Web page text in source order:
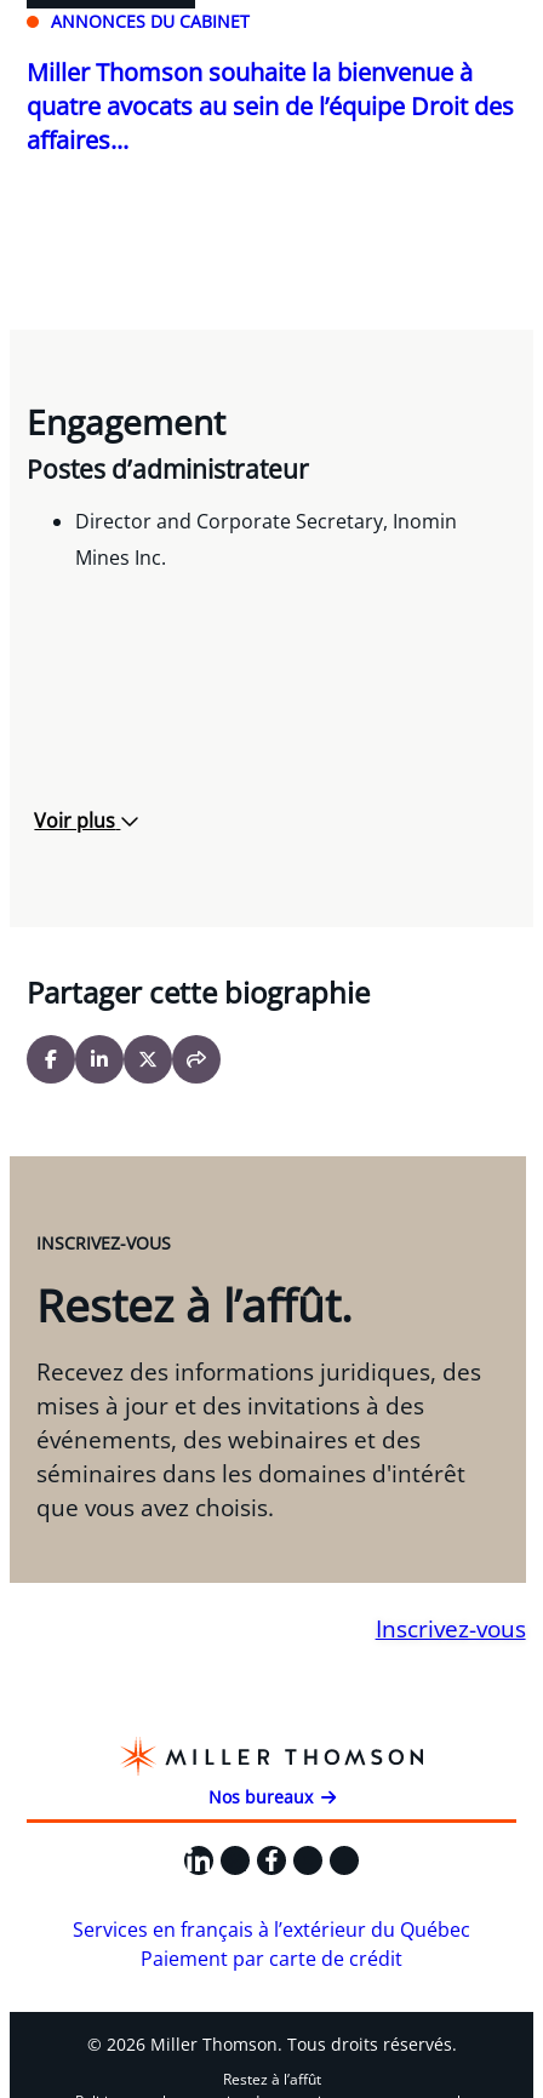
ANNONCES DU CABINET
Miller Thomson souhaite la bienvenue à
quatre avocats au sein de l’équipe Droit des
affaires...
Engagement
Postes d’administrateur
Director and Corporate Secretary, Inomin
Mines Inc.
Voir plus
Partager cette biographie
INSCRIVEZ-VOUS
Restez à l’affût.
Recevez des informations juridiques, des
mises à jour et des invitations à des
événements, des webinaires et des
séminaires dans les domaines d'intérêt
que vous avez choisis.
Inscrivez-vous
Nos bureaux
LinkedIn
X Facebook
Instagram
YouTube
Services en français à l’extérieur du Québec
Paiement par carte de crédit
© 2026 Miller Thomson. Tous droits réservés.
Restez à l’affût